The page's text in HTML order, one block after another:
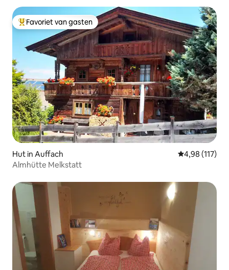
Topfavoriet van gasten
Favoriet van gasten
Hut in Auffach Gemiddelde
4,98 (117)
Almhütte Melkstatt